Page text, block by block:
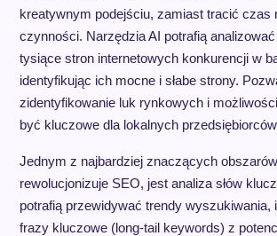
kreatywnym podejściu, zamiast tracić czas
czynności. Narzędzia AI potrafią
tysiące stron internetowych konkurencji w
identyfikując ich mocne i słabe strony.
zidentyfikowanie luk rynkowych i
być kluczowe dla lokalnych
Jednym z najbardziej znaczących
rewolucjonizuje SEO, jest analiza słów
potrafią przewidywać trendy wyszukiwania,
frazy kluczowe (long-tail keywords) z